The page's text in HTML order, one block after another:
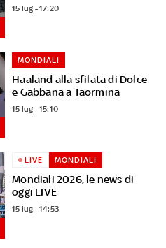
15 lug - 17:20
Haaland alla sfilata di Dolce
e Gabbana a Taormina
MONDIALI
15 lug - 15:10
Mondiali 2026, le news di
oggi LIVE
LIVE MONDIALI
15 lug - 14:53